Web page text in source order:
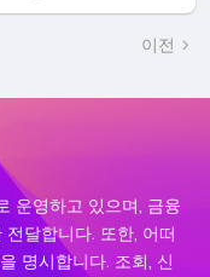
이전
운영하고 있으며, 금융
달합니다. 또한, 어떠
명시합니다. 조회, 신